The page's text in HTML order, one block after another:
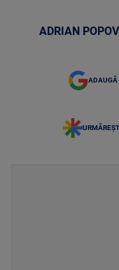
ADRIAN
ADAUGĂ